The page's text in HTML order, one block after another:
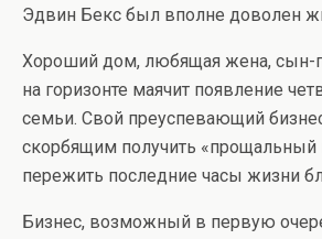
Эдвин Бекс был вполне доволен
Хороший дом, любящая жена, сын-
на горизонте маячит появление
семьи. Свой преуспевающий
скорбящим получить «прощальный
пережить последние часы жизни
Бизнес, возможный в первую